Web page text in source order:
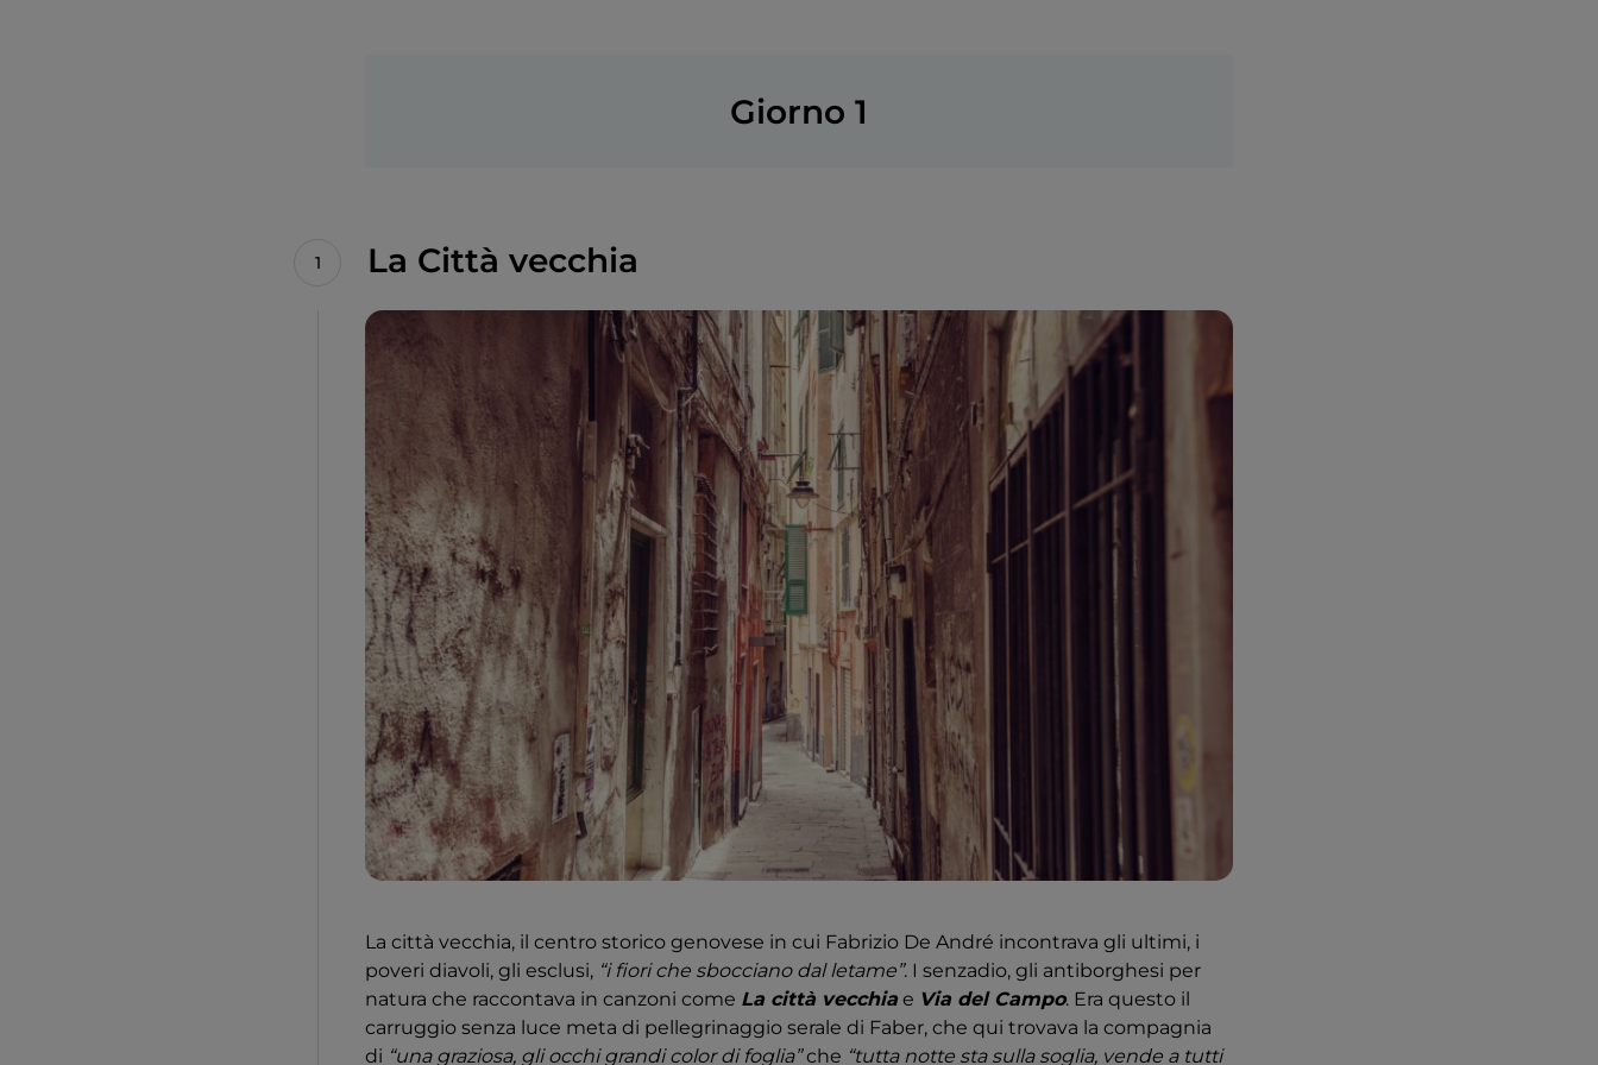
Giorno 1
La Città vecchia
La città vecchia, il centro storico genovese in cui Fabrizio De André incontrava gli ultimi, i
poveri diavoli, gli esclusi, “i fiori che sbocciano dal letame”. I senzadio, gli antiborghesi per
natura che raccontava in canzoni come La città vecchia e Via del Campo. Era questo il
carruggio senza luce meta di pellegrinaggio serale di Faber, che qui trovava la compagnia
di “una graziosa, gli occhi grandi color di foglia”che “tutta notte sta sulla soglia, vende a tutti